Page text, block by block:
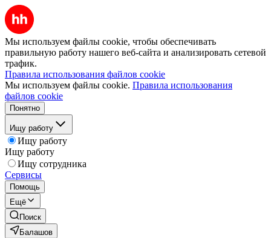
Мы используем файлы cookie, чтобы обеспечивать
правильную работу нашего веб-сайта и анализировать сетевой
трафик.
Правила использования файлов cookie
Мы используем файлы cookie. Правила использования
файлов cookie
Понятно
Ищу работу
Ищу работу
Ищу работу
Ищу сотрудника
Сервисы
Помощь
Ещё
Поиск
Балашов